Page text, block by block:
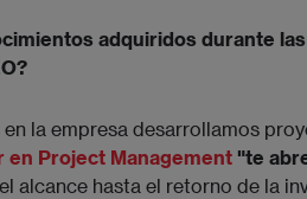
adquiridos durante
la empresa desarrollamos
en Project Management "te
alcance hasta el retorno de la